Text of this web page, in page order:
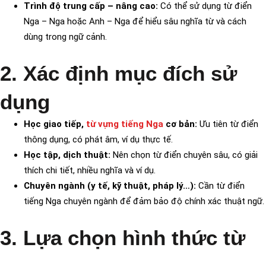
Trình độ trung cấp – nâng cao: Có thể sử dụng từ điển
Nga – Nga hoặc Anh – Nga để hiểu sâu nghĩa từ và cách
dùng trong ngữ cảnh.
2. Xác định mục đích sử
dụng
Học giao tiếp, từ vựng tiếng Nga cơ bản: Ưu tiên từ điển
thông dụng, có phát âm, ví dụ thực tế.
Học tập, dịch thuật: Nên chọn từ điển chuyên sâu, có giải
thích chi tiết, nhiều nghĩa và ví dụ.
Chuyên ngành (y tế, kỹ thuật, pháp lý…): Cần từ điển
tiếng Nga chuyên ngành để đảm bảo độ chính xác thuật ngữ.
3. Lựa chọn hình thức từ